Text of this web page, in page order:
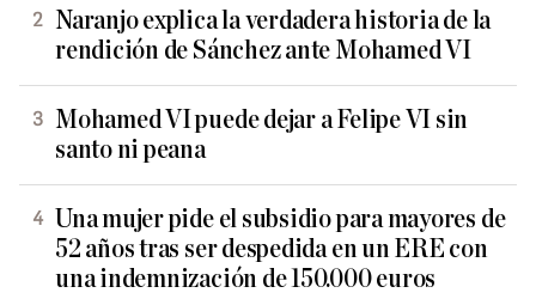
Naranjo explica la verdadera historia de la
rendición de Sánchez ante Mohamed VI
Mohamed VI puede dejar a Felipe VI sin
santo ni peana
Una mujer pide el subsidio para mayores de
52 años tras ser despedida en un ERE con
una indemnización de 150.000 euros